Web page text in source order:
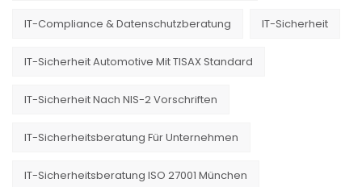
IT-Compliance & Datenschutzberatung IT-Sicherheit
IT-Sicherheit Automotive Mit TISAX Standard
IT-Sicherheit Nach NIS-2 Vorschriften
IT-Sicherheitsberatung Für Unternehmen
IT-Sicherheitsberatung ISO 27001 München